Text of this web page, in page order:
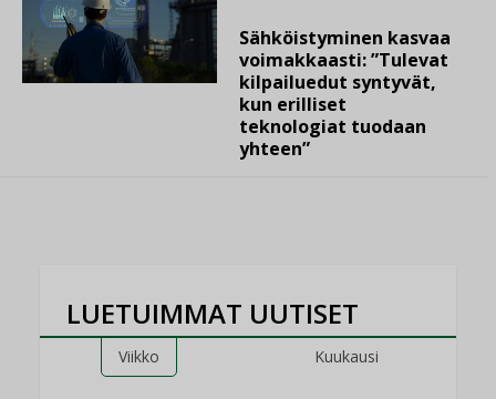
Sähköistyminen kasvaa
voimakkaasti: ”Tulevat
kilpailuedut syntyvät,
kun erilliset
teknologiat tuodaan
yhteen”
LUETUIMMAT UUTISET
Viikko Kuukausi